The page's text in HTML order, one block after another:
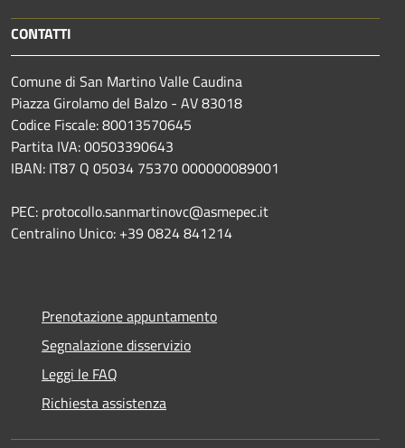
CONTATTI
Comune di San Martino Valle Caudina
Piazza Girolamo del Balzo - AV 83018
Codice Fiscale: 80013570645
Partita IVA: 00503390643
IBAN: IT87 Q 05034 75370 000000089001
PEC: protocollo.sanmartinovc@asmepec.it
Centralino Unico: +39 0824 841214
Prenotazione appuntamento
Segnalazione disservizio
Leggi le FAQ
Richiesta assistenza